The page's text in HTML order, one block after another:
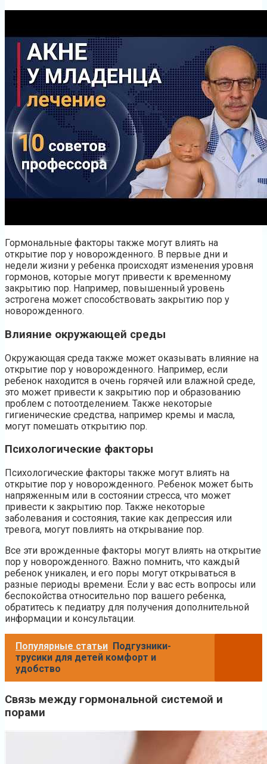
Гормональные факторы также могут влиять на
открытие пор у новорожденного. В первые дни и
недели жизни у ребенка происходят изменения уровня
гормонов, которые могут привести к временному
закрытию пор. Например, повышенный уровень
эстрогена может способствовать закрытию пор у
новорожденного.
Влияние окружающей среды
Окружающая среда также может оказывать влияние на
открытие пор у новорожденного. Например, если
ребенок находится в очень горячей или влажной среде,
это может привести к закрытию пор и образованию
проблем с потоотделением. Также некоторые
гигиенические средства, например кремы и масла,
могут помешать открытию пор.
Психологические факторы
Психологические факторы также могут влиять на
открытие пор у новорожденного. Ребенок может быть
напряженным или в состоянии стресса, что может
привести к закрытию пор. Также некоторые
заболевания и состояния, такие как депрессия или
тревога, могут повлиять на открывание пор.
Все эти врожденные факторы могут влиять на открытие
пор у новорожденного. Важно помнить, что каждый
ребенок уникален, и его поры могут открываться в
разные периоды времени. Если у вас есть вопросы или
беспокойства относительно пор вашего ребенка,
обратитесь к педиатру для получения дополнительной
информации и консультации.
Популярные статьи Подгузники-
трусики для детей комфорт и
удобство
Связь между гормональной системой и
порами